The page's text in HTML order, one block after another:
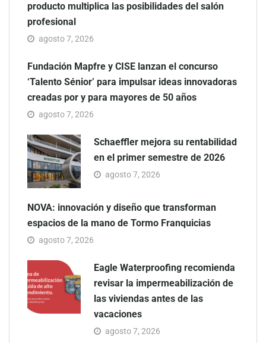
producto multiplica las posibilidades del salón
profesional
agosto 7, 2026
Fundación Mapfre y CISE lanzan el concurso
‘Talento Sénior’ para impulsar ideas innovadoras
creadas por y para mayores de 50 años
agosto 7, 2026
Schaeffler mejora su rentabilidad
en el primer semestre de 2026
agosto 7, 2026
NOVA: innovación y diseño que transforman
espacios de la mano de Tormo Franquicias
agosto 7, 2026
Eagle Waterproofing recomienda
revisar la impermeabilización de
las viviendas antes de las
vacaciones
agosto 7, 2026